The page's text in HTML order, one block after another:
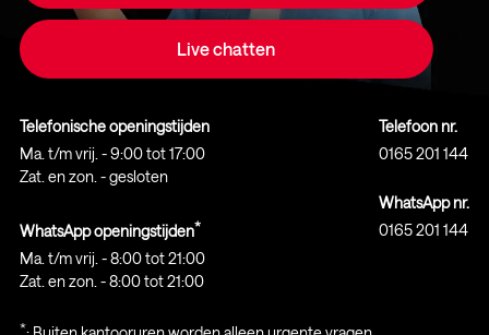
Telefonische openingstijden
Ma. t/m vrij. - 9:00 tot 17:00
Zat. en zon. - gesloten
WhatsApp openingstijden*
Ma. t/m vrij. - 8:00 tot 21:00
Zat. en zon. - 8:00 tot 21:00
*
Telefoon nr.
0165 201 144
WhatsApp nr.
0165 201 144
Live chatten